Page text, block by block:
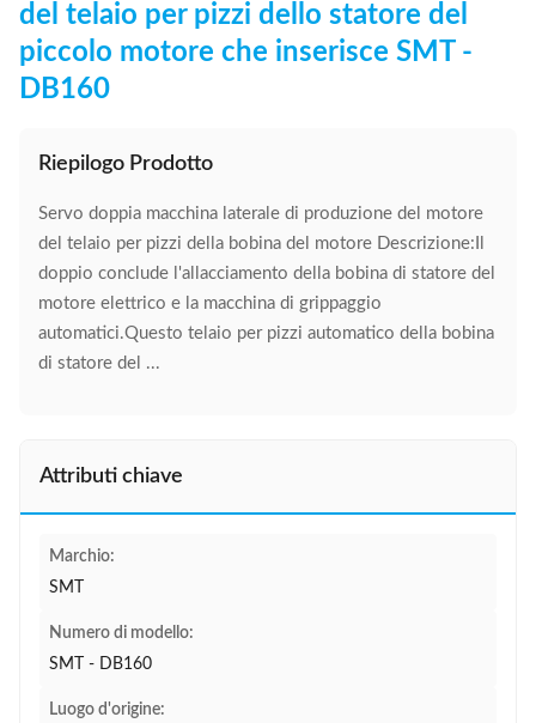
del telaio per pizzi dello statore del
piccolo motore che inserisce SMT -
DB160
Riepilogo Prodotto
Servo doppia macchina laterale di produzione del motore
del telaio per pizzi della bobina del motore Descrizione:Il
doppio conclude l'allacciamento della bobina di statore del
motore elettrico e la macchina di grippaggio
automatici.Questo telaio per pizzi automatico della bobina
di statore del ...
Attributi chiave
Marchio:
SMT
Numero di modello:
SMT - DB160
Luogo d'origine: